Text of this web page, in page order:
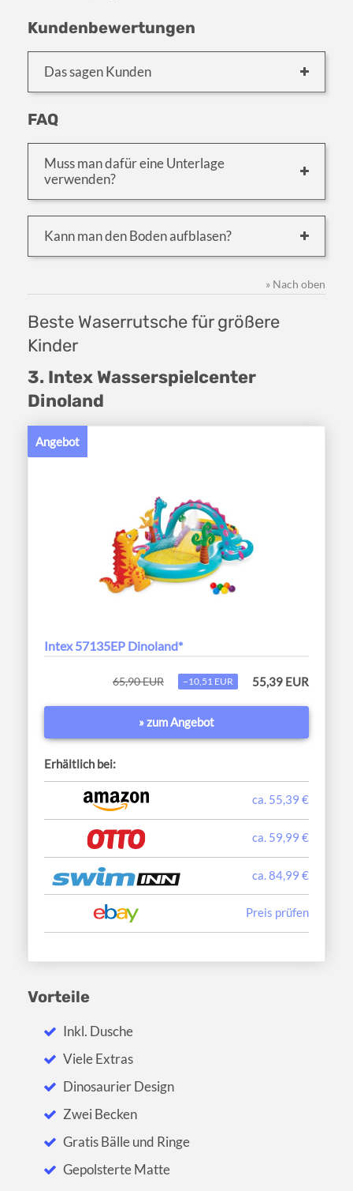
Kundenbewertungen
Das sagen Kunden
FAQ
Muss man dafür eine Unterlage
verwenden?
Kann man den Boden aufblasen?
» Nach oben
Beste Waserrutsche für größere
Kinder
3. Intex Wasserspielcenter
Dinoland
Angebot
Intex 57135EP Dinoland*
65,90 EUR −10,51 EUR 55,39 EUR
» zum Angebot
Erhältlich bei:
ca. 55,39 €
ca. 59,99 €
ca. 84,99 €
Preis prüfen
Vorteile
Inkl. Dusche
Viele Extras
Dinosaurier Design
Zwei Becken
Gratis Bälle und Ringe
Gepolsterte Matte